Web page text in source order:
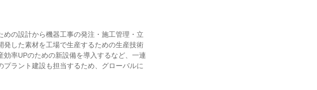
の設計から機器工事の発注・施工管理・立
した素材を工場で生産するための生産技術
率UPのための新設備を導入するなど、一連
ラント建設も担当するため、グローバルに